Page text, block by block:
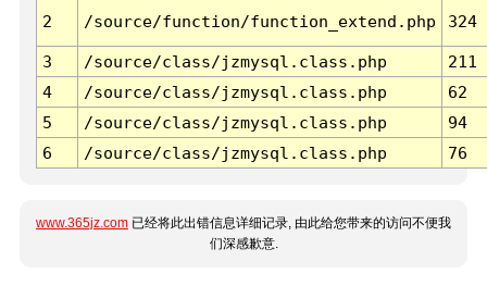
2 /source/function/function_extend.php 324
3 /source/class/jzmysql.class.php
211
4
/source/class/jzmysql.class.php
62
5
/source/class/jzmysql.class.php
94
6
/source/class/jzmysql.class.php 76
www.365jz.com 已经将此出错信息详细记录, 由此给您带来的访问不便我
们深感歉意.